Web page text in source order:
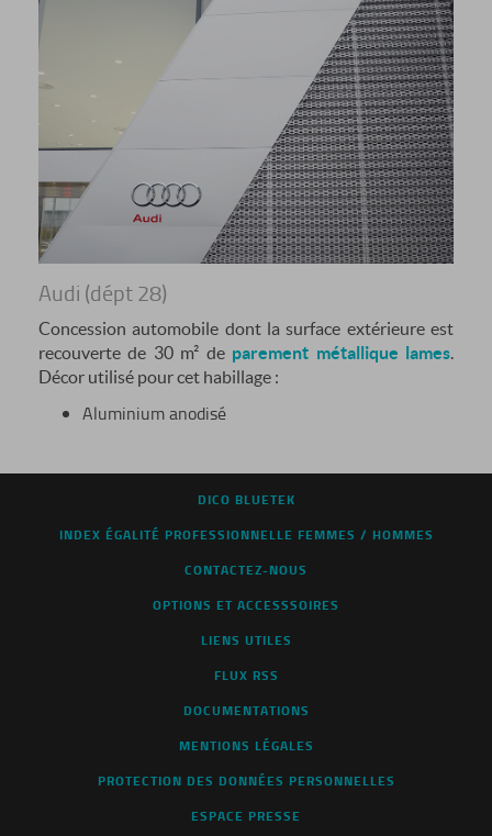
Audi (dépt 28)
Concession automobile dont la surface extérieure est
recouverte de 30 m² de parement métallique lames.
Décor utilisé pour cet habillage :
Aluminium anodisé
DICO BLUETEK
INDEX ÉGALITÉ PROFESSIONNELLE FEMMES / HOMMES
CONTACTEZ-NOUS
OPTIONS ET ACCESSSOIRES
LIENS UTILES
FLUX RSS
DOCUMENTATIONS
MENTIONS LÉGALES
PROTECTION DES DONNÉES PERSONNELLES
ESPACE PRESSE